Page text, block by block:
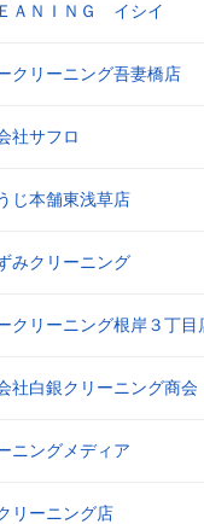
ＡＮＩＮＧ イシイ
クリーニング吾妻橋店
社サフロ
じ本舗東浅草店
みクリーニング
クリーニング根岸３丁目
社白銀クリーニング商会
ニングメディア
リーニング店